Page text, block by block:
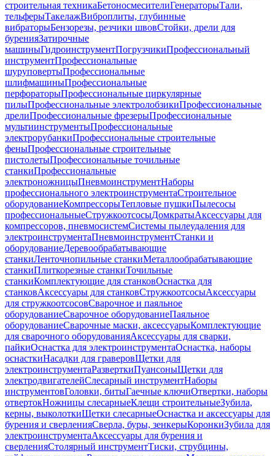
строительная техникаБетоносмесителиГенераторыТали,
тельферыТакелажВиброплиты, глубинные
вибраторыБензорезы, резчики швовСтойки, дрели для
буренияЗатирочные
машиныГидроинструментПогрузчикиПрофессиональный
инструментПрофессиональные
шуруповертыПрофессиональные
шлифмашиныПрофессиональные
перфораторыПрофессиональные циркулярные
пилыПрофессиональные электролобзикиПрофессиональные
дрелиПрофессиональные фрезерыПрофессиональные
мультиинструментыПрофессиональные
электрорубанкиПрофессиональные строительные
феныПрофессиональные строительные
пистолетыПрофессиональные точильные
станкиПрофессиональные
электроножницыПневмоинструментНаборы
профессионального электроинструментаСтроительное
оборудованиеКомпрессорыТепловые пушкиПылесосы
профессиональныеСтружкоотсосыДомкратыАксессуары для
компрессоров, пневмосистемСистемы пылеудаления для
электроинструментаПневмоинструментСтанки и
оборудованиеДеревообрабатывающие
станкиЛенточнопильные станкиМеталлообрабатывающие
станкиПлиткорезные станкиТочильные
станкиКомплектующие для станковОснастка для
станковАксессуары для станковСтружкоотсосыАксессуары
для стружкоотсосовСварочное и паяльное
оборудованиеСварочное оборудованиеПаяльное
оборудованиеСварочные маски, аксессуарыКомплектующие
для сварочного оборудованияАксессуары для сварки,
пайкиОснастка для электроинструментаОснастка, наборы
оснасткиНасадки для граверовЩетки для
электроинструментаРазверткиПуансоныЩетки для
электродвигателейСлесарный инструментНаборы
инструментовГоловки, битыГаечные ключиОтвертки, наборы
отвертокНожницы слесарныеКлещи строительныеЗубила,
керны, выколоткиЩетки слесарныеОснастка и аксессуары для
бурения и сверленияСверла, буры, зенкерыКоронкиЗубила для
электроинструментаАксессуары для бурения и
сверленияСтолярный инструментТиски, струбцины,